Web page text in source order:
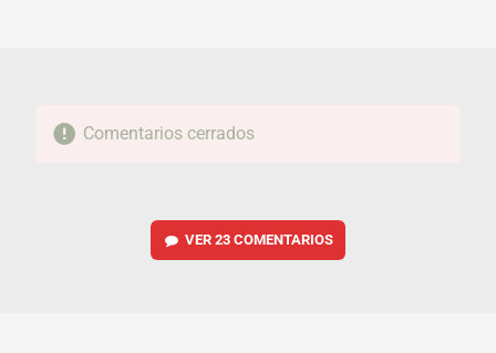
Comentarios cerrados
VER 23 COMENTARIOS